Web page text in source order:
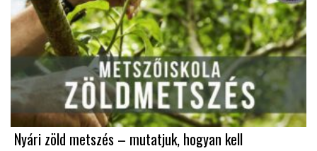
Nyári zöld metszés – mutatjuk, hogyan kell